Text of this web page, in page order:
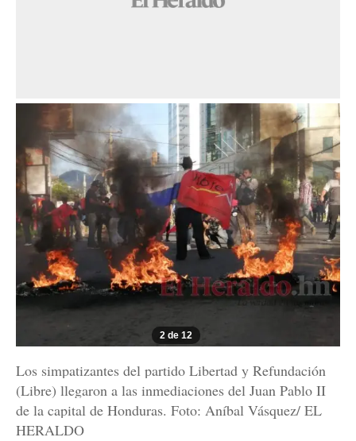
2 de 12
Los simpatizantes del partido Libertad y Refundación
(Libre) llegaron a las inmediaciones del Juan Pablo II
de la capital de Honduras. Foto: Aníbal Vásquez/ EL
HERALDO